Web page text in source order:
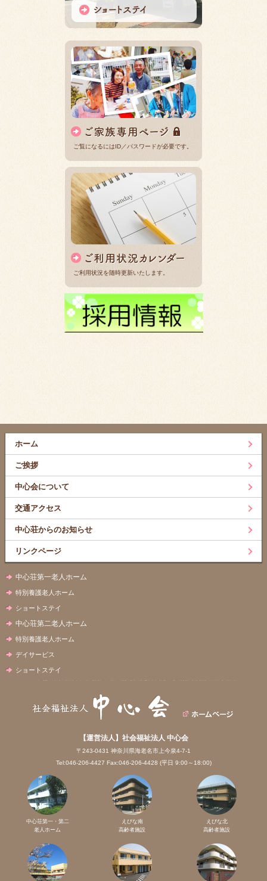
ご覧になるにはID／パスワードが必要です。
ご利用状況を随時更新いたします。
ホーム
ご挨拶
中心会について
交通アクセス
中心荘からのお知らせ
リンクページ
中心荘第一老人ホーム
特別養護老人ホーム
ショートステイ
中心荘第二老人ホーム
特別養護老人ホーム
デイサービス
ショートステイ
【運営法人】社会福祉法人 中心会
〒243-0431 神奈川県海老名市上今泉4-7-1
Tel:046-206-4427 Fax:046-206-4428 (平日 9:00～18:00)
中心荘第一・第二
老人ホーム
えびな南
高齢者施設
えびな北
高齢者施設